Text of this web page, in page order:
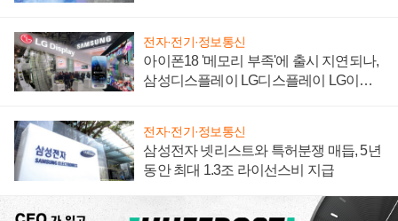
전자·전기·정보통신
아이폰18 '메모리 부족'에 출시 지연되나,
삼성디스플레이 LG디스플레이 LG이노
전자·전기·정보통신
삼성전자 넷리스트와 특허분쟁 매듭, 5년
동안 최대 1.3조 라이선스비 지급